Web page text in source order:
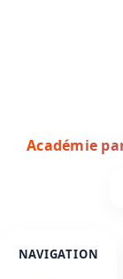
Académie
NAVIGATION